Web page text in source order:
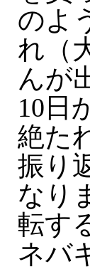
のよ
れ（
んが
10日
絶た
振り
なり
転す
ネバ